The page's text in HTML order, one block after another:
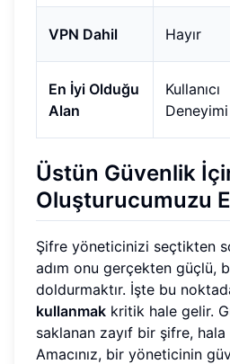
VPN Dahil Hayır
En İyi Olduğu
Alan
Kullanıcı
Deneyimi
Üstün Güvenlik
Oluşturucumuzu
Şifre yöneticinizi seçtikten
adım onu gerçekten güçlü,
doldurmaktır. İşte bu
kullanmak kritik hale gelir.
saklanan zayıf bir şifre,
Amacınız, bir yöneticinin